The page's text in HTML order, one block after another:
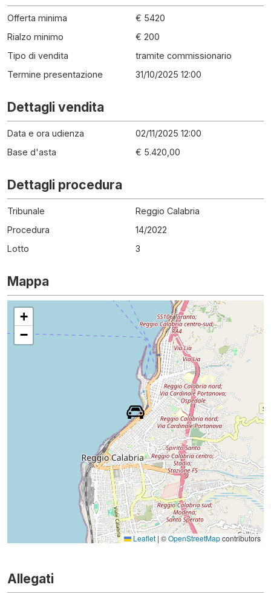
Offerta minima
€ 5420
Rialzo minimo
€ 200
Tipo di vendita
tramite commissionario
Termine presentazione
31/10/2025 12:00
Dettagli vendita
Data e ora udienza
02/11/2025 12:00
Base d'asta
€ 5.420,00
Dettagli procedura
Tribunale
Reggio Calabria
Procedura
14/2022
Lotto
3
Mappa
+
−
Leaflet | ©OpenStreetMapcontributors
Allegati